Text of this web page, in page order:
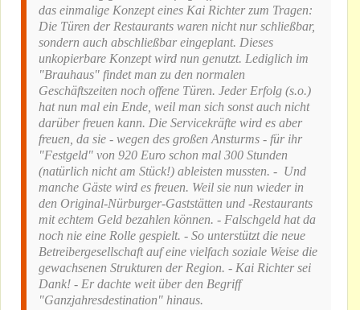
das einmalige Konzept eines Kai Richter zum Tragen:
Die Türen der Restaurants waren nicht nur schließbar,
sondern auch abschließbar eingeplant. Dieses
unkopierbare Konzept wird nun genutzt. Lediglich im
"Brauhaus" findet man zu den normalen
Geschäftszeiten noch offene Türen. Jeder Erfolg (s.o.)
hat nun mal ein Ende, weil man sich sonst auch nicht
darüber freuen kann. Die Servicekräfte wird es aber
freuen, da sie - wegen des großen Ansturms - für ihr
"Festgeld" von 920 Euro schon mal 300 Stunden
(natürlich nicht am Stück!) ableisten mussten. - Und
manche Gäste wird es freuen. Weil sie nun wieder in
den Original-Nürburger-Gaststätten und -Restaurants
mit echtem Geld bezahlen können. - Falschgeld hat da
noch nie eine Rolle gespielt. - So unterstützt die neue
Betreibergesellschaft auf eine vielfach soziale Weise die
gewachsenen Strukturen der Region. - Kai Richter sei
Dank! - Er dachte weit über den Begriff
"Ganzjahresdestination" hinaus.